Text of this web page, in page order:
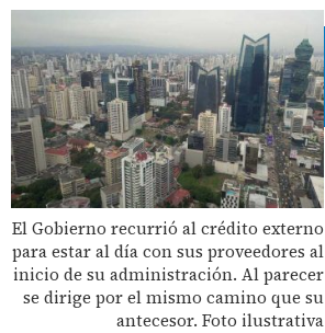
El Gobierno recurrió al crédito externo
para estar al día con sus proveedores al
inicio de su administración. Al parecer
se dirige por el mismo camino que su
antecesor. Foto ilustrativa